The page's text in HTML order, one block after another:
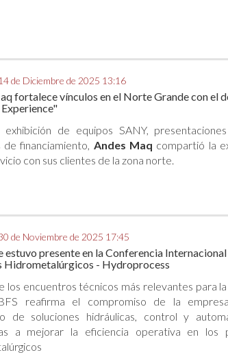
de Diciembre de 2025 13:16
fortalece vínculos en el Norte Grande con el
exhibición de equipos SANY,
de financiamiento, Andes Maq compartió la
con sus clientes de la zona norte.
de Noviembre de 2025 17:45
estuvo presente en la Conferencia
Hidrometalúrgicos - Hydroprocess
los encuentros técnicos más relevantes para
reafirma el compromiso de la
de soluciones hidráulicas, control y
a mejorar la eficiencia operativa en los